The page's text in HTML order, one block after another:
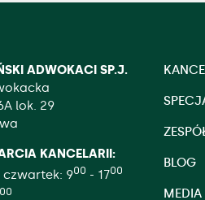
ADWOKACI SP.J.
lok. 29
KANCELARII:
czwartek: 900 - 1700
00
BLOG